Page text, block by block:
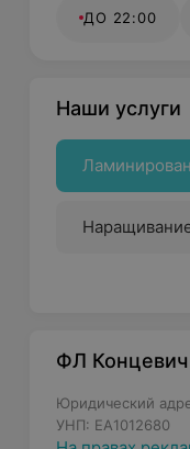
ДО 22:00
Наши услуги
ФЛ
Юридический
УНП: EA1012680